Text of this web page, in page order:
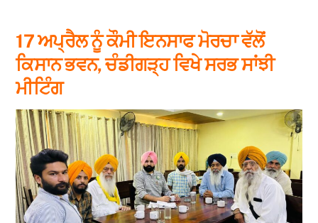
17 ਅਪ੍ਰੈਲ ਨੂੰ ਕੌਮੀ ਇਨਸਾਫ ਮੋਰਚਾ ਵੱਲੋਂ
ਕਿਸਾਨ ਭਵਨ, ਚੰਡੀਗੜ੍ਹ ਵਿਖੇ ਸਰਭ ਸਾਂਝੀ
ਮੀਟਿੰਗ